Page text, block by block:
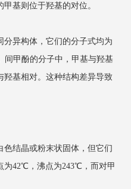
基则位于羟基的对位‌。
异构体，它们的分子式均为
间甲酚的分子中，甲基与羟基
羟基相对。这种结构差异导致
结晶或粉末状固体，但它们
为42℃，沸点为243℃，而对甲